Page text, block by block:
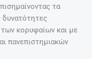
τα
δυνατότητες
των κορυφαίων και με
πανεπιστημιακών